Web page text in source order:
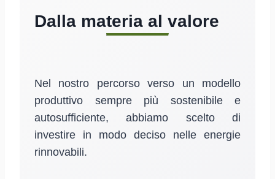
Dalla materia al valore
Nel nostro percorso verso un modello
produttivo sempre più sostenibile e
autosufficiente, abbiamo scelto di
investire in modo deciso nelle energie
rinnovabili.